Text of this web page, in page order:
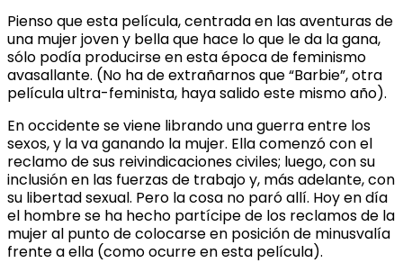
Pienso que esta película, centrada en las aventuras de
una mujer joven y bella que hace lo que le da la gana,
sólo podía producirse en esta época de feminismo
avasallante. (No ha de extrañarnos que “Barbie”, otra
película ultra-feminista, haya salido este mismo año).
En occidente se viene librando una guerra entre los
sexos, y la va ganando la mujer. Ella comenzó con el
reclamo de sus reivindicaciones civiles; luego, con su
inclusión en las fuerzas de trabajo y, más adelante, con
su libertad sexual. Pero la cosa no paró allí. Hoy en día
el hombre se ha hecho partícipe de los reclamos de la
mujer al punto de colocarse en posición de minusvalía
frente a ella (como ocurre en esta película).